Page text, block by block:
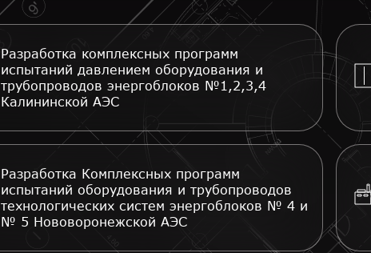
Разработка комплексных программ
испытаний давлением оборудования и
трубопроводов энергоблоков №1,2,3,4
Калининской АЭС
Разработка Комплексных программ
испытаний оборудования и трубопроводов
технологических систем энергоблоков № 4 и
№ 5 Нововоронежской АЭС